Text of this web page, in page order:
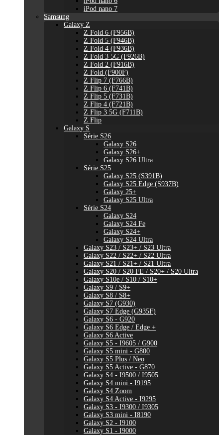
iPod nano 7
Samsung
Galaxy Z
Z Fold 6 (F956B)
Z Fold 5 (F946B)
Z Fold 4 (F936B)
Z Fold 3 5G (F926B)
Z Fold 2 (F916B)
Z Fold (F900F)
Z Flip 7 (F766B)
Z Flip 6 (F741B)
Z Flip 5 (F731B)
Z Flip 4 (F721B)
Z Flip 3 5G (F711B)
Z Flip
Galaxy S
Série S26
Galaxy S26
Galaxy S26+
Galaxy S26 Ultra
Série S25
Galaxy S25 (S391B)
Galaxy S25 Edge (S937B)
Galaxy 25+
Galaxy S25 Ultra
Série S24
Galaxy S24
Galaxy S24 Fe
Galaxy S24+
Galaxy S24 Ultra
Galaxy S23 / S23+ / S23 Ultra
Galaxy S22 / S22+ / S22 Ultra
Galaxy S21 / S21+ / S21 Ultra
Galaxy S20 / S20 FE / S20+ / S20 Ultra
Galaxy S10e / S10 / S10+
Galaxy S9 / S9+
Galaxy S8 / S8+
Galaxy S7 (G930)
Galaxy S7 Edge (G935F)
Galaxy S6 - G920
Galaxy S6 Edge / Edge +
Galaxy S6 Active
Galaxy S5 - I9605 / G900
Galaxy S5 mini - G800
Galaxy S5 Plus / Neo
Galaxy S5 Active - G870
Galaxy S4 - I9500 / I9505
Galaxy S4 mini - I9195
Galaxy S4 Zoom
Galaxy S4 Active - I9295
Galaxy S3 - I9300 / I9305
Galaxy S3 mini - I8190
Galaxy S2 - I9100
Galaxy S1 - I9000